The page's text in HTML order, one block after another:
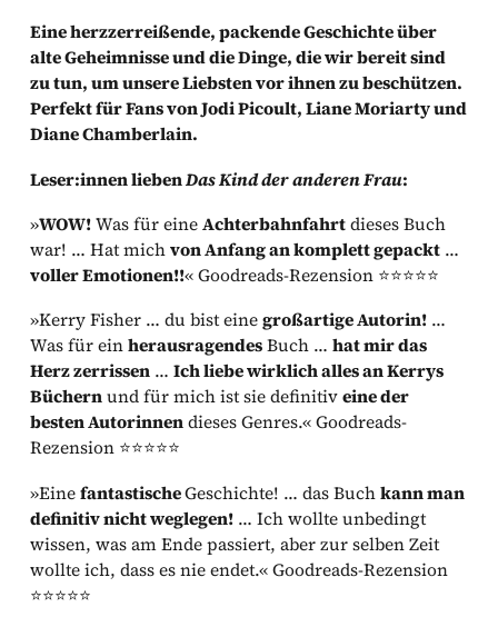
Eine herzzerreißende, packende Geschichte über
alte Geheimnisse und die Dinge, die wir bereit sind
zu tun, um unsere Liebsten vor ihnen zu beschützen.
Perfekt für Fans von Jodi Picoult, Liane Moriarty und
Diane Chamberlain.
Leser:innen liebenDas Kind der anderen Frau:
»WOW!Was für eineAchterbahnfahrtdieses Buch
war! … Hat michvon Anfang an komplett gepackt …
voller Emotionen!!« Goodreads-Rezension ⭐⭐⭐⭐⭐
»Kerry Fisher … du bist einegroßartige Autorin! …
Was für einherausragendesBuch …hat mir das
Herz zerrissen …Ich liebe wirklich alles an Kerrys
Büchernund für mich ist sie definitiveine der
besten Autorinnendieses Genres.« Goodreads-
Rezension ⭐⭐⭐⭐⭐
»EinefantastischeGeschichte! … das Buchkann man
definitiv nicht weglegen! … Ich wollte unbedingt
wissen, was am Ende passiert, aber zur selben Zeit
wollte ich, dass es nie endet.« Goodreads-Rezension
⭐⭐⭐⭐⭐